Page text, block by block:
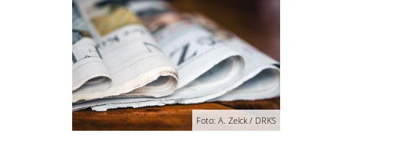
Foto: A. Zelck / DRKS